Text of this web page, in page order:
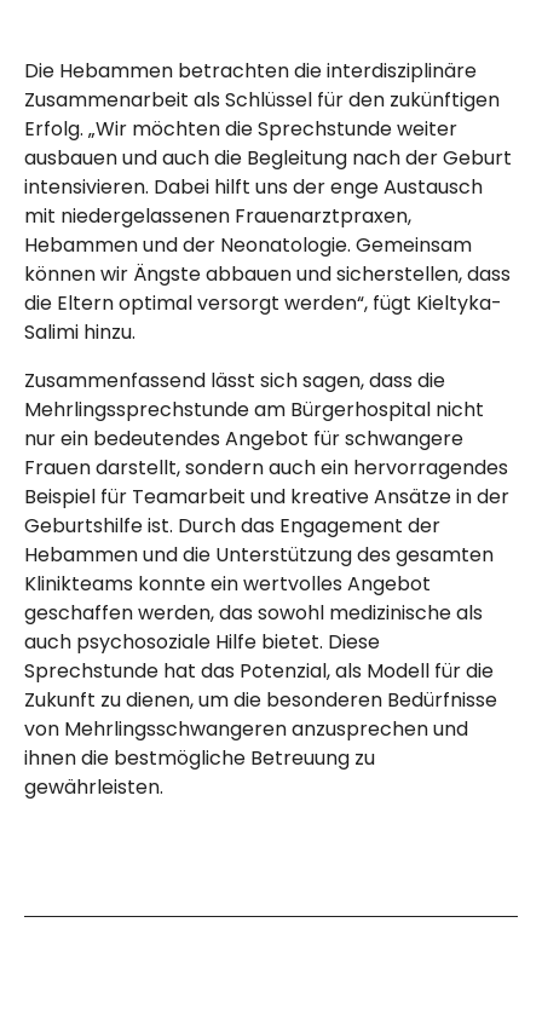
Die Hebammen betrachten dieinter­disziplinäre
Zusammenarbeit als Schlüssel für den zukünftigen
Erfolg. „Wir möchten die Sprechstunde weiter
ausbauen und auch die Begleitung nach der Geburt
intensivieren. Dabei hilft uns der enge Austausch
mit niedergelassenen Frauenarztpraxen,
Hebammen und der Neonatologie. Gemeinsam
können wir Ängste abbauen und sicherstellen, dass
die Eltern optimal versorgt werden“, fügt Kieltyka-
Salimi hinzu.
Zusammenfassend lässt sich sagen, dass die
Mehrlingssprechstunde am Bürger­hospital nicht
nur ein bedeutendes Angebot für schwangere
Frauen darstellt, sondern auch ein hervorragendes
Beispiel für Teamarbeit und kreative Ansätze in der
Geburts­hilfeist. Durch das Engagement der
Hebammen und die Unterstützung des gesamten
Klinikteams konnte ein wertvolles Angebot
geschaffen werden, das sowohl medizinische als
auch psychosoziale Hilfe bietet. Diese
Sprechstunde hat das Potenzial, als Modell für die
Zukunft zu dienen, um die besonderen Bedürfnisse
von Mehrlingsschwangeren anzusprechen und
ihnen die bestmögliche Betreuung zu
gewährleisten.